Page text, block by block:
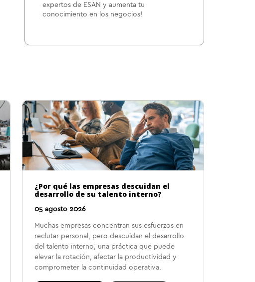
expertos de ESAN y aumenta tu
conocimiento en los negocios!
¿Por qué las empresas descuidan el
desarrollo de su talento interno?
05 agosto 2026
Muchas empresas concentran sus esfuerzos en
reclutar personal, pero descuidan el desarrollo
del talento interno, una práctica que puede
elevar la rotación, afectar la productividad y
comprometer la continuidad operativa.